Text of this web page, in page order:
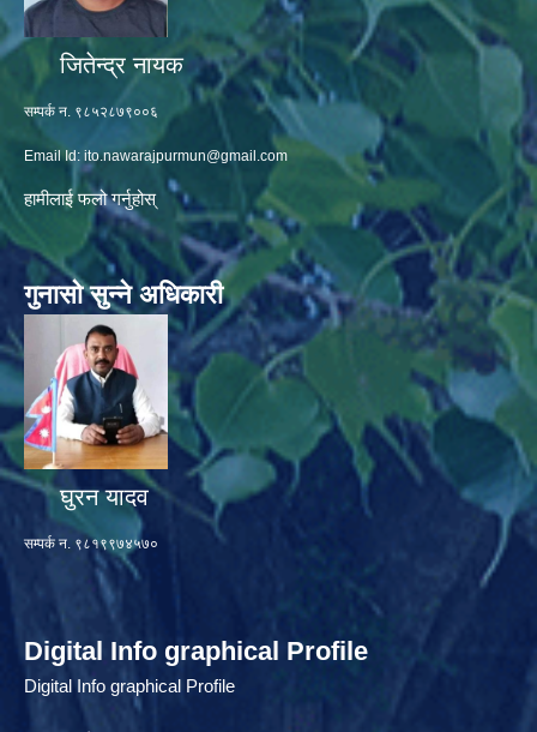
जितेन्द्र नायक
सम्पर्क न. ९८५२८७९००६
Email Id: ito.nawarajpurmun@gmail.com
हामीलाई फलो गर्नुहोस्
गुनासो सुन्ने अधिकारी
घुरन यादव
सम्पर्क न. ९८१९९७४५७०
Digital Info graphical Profile
Digital Info graphical Profile